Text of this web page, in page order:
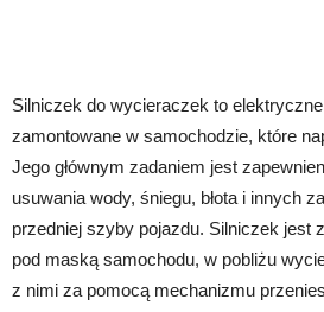
Silniczek do wycieraczek to
zamontowane w samochodzie, które
Jego głównym zadaniem jest
usuwania wody, śniegu, błota i innych
przedniej szyby pojazdu. Silniczek jest
pod maską samochodu, w pobliżu
z nimi za pomocą mechanizmu